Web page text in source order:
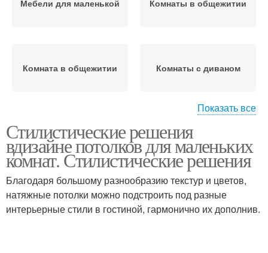
Мебели для маленькой Комнаты в общежитии
Комната в общежитии Комнаты с диваном
Комнаты с балконом
Показать все
Стилистические решения
вдизайне потолков для маленьких
комнат. Стилистические решения
Благодаря большому разнообразию текстур и цветов,
натяжные потолки можно подстроить под разные
интерьерные стили в гостиной, гармонично их дополнив.